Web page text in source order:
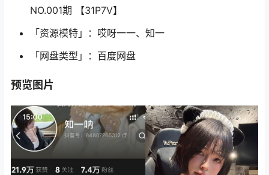
NO.001期 【31P7V】
「资源模特」：哎呀一一、知一
「网盘类型」：百度网盘
预览图片